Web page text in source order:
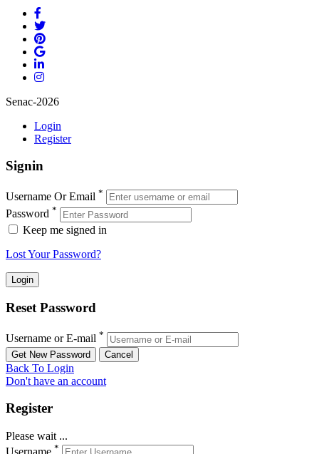
Senac-2026
Login
Register
Signin
Username Or Email *
Password *
Keep me signed in
Lost Your Password?
Reset Password
Username or E-mail *
Back To Login
Don't have an account
Register
Please wait ...
*